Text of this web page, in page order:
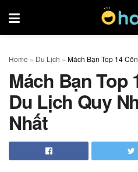
Home » Du Lịch » Mách Bạn Top 14
Mách Bạn Top
Du Lịch Quy
Nhất